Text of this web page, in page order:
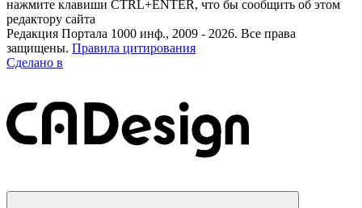
нажмите клавиши CTRL+ENTER, что бы сообщить об этом
редактору сайта
Редакция Портала 1000 инф., 2009 - 2026. Все права
защищены. Правила цитирования
Сделано в